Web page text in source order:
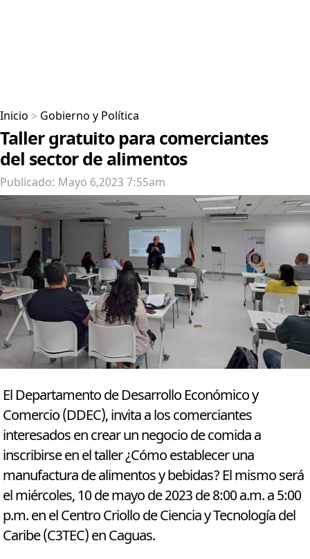
Inicio > Gobierno y Política
Taller gratuito para comerciantes
del sector de alimentos
Publicado: Mayo 6,2023 7:55am
El Departamento de Desarrollo Económico y
Comercio (DDEC), invita a los comerciantes
interesados en crear un negocio de comida a
inscribirse en el taller ¿Cómo establecer una
manufactura de alimentos y bebidas? El mismo será
el miércoles, 10 de mayo de 2023 de 8:00 a.m. a 5:00
p.m. en el Centro Criollo de Ciencia y Tecnología del
Caribe (C3TEC) en Caguas.